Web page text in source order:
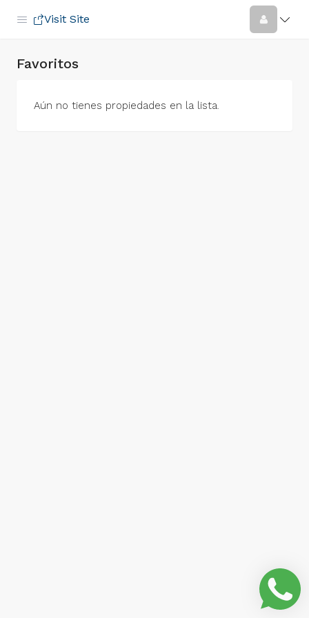
Visit Site
Favoritos
Aún no tienes propiedades en la lista.